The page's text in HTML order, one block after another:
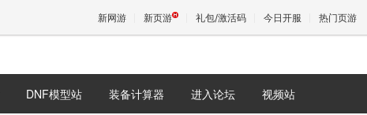
新网游 新页游 礼包/激活码 今日开服 热门页游
DNF模型站 装备计算器 进入论坛 视频站